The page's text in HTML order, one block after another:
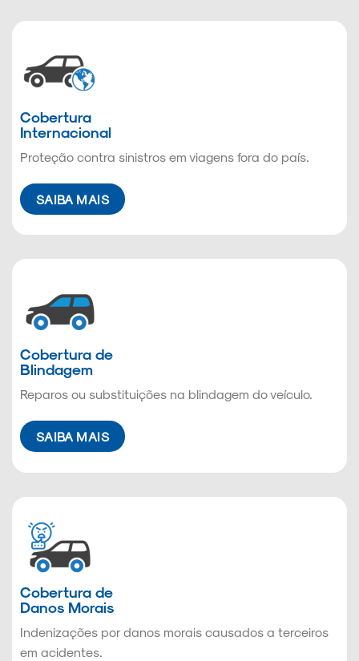
Cobertura
Internacional
Proteção contra sinistros em viagens fora do país.
SAIBA MAIS
Cobertura de
Blindagem
Reparos ou substituições na blindagem do veículo.
SAIBA MAIS
Cobertura de
Danos Morais
Indenizações por danos morais causados a terceiros
em acidentes.